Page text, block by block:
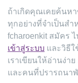
ถ้าเกิดคุณเคยค้นหา
ทุกอย่างที่จำเป็นสำ
fcharoenkit สมัคร
เข้าสู่ระบบ และวิธีใ
เราเขียนให้อ่านง่า
และคนที่ปรารถนา